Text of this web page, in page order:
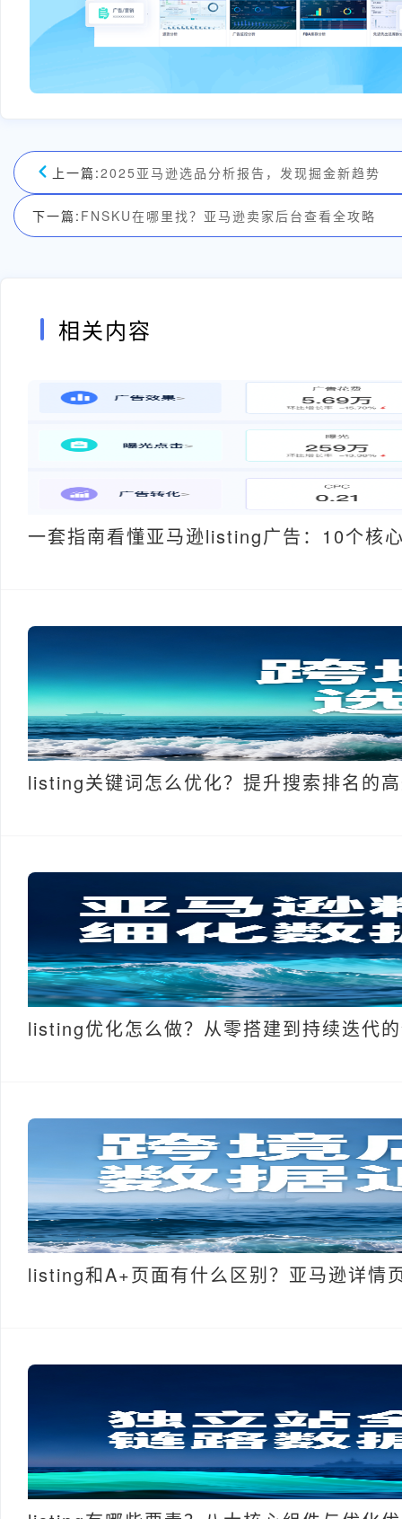
上一篇:2025亚马逊选品分析报告，发现掘金新趋势
下一篇: FNSKU在哪里找？亚马逊卖家后台查看全攻略
相关内容
一套指南看懂亚马逊listing广告：10个核
listing关键词怎么优化？提升搜索排名的
listing优化怎么做？从零搭建到持续迭代
listing和A+页面有什么区别？亚马逊详情